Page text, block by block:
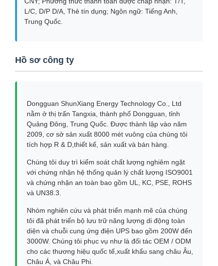
L/C, D/P D/A, Thẻ tín dụng; Ngôn ngữ: Tiếng Anh,
Trung Quốc.
Hồ sơ công ty
Dongguan ShunXiang Energy Technology Co., Ltd
nằm ở thị trấn Tangxia, thành phố Dongguan, tỉnh
Quảng Đông, Trung Quốc. Được thành lập vào năm
2009, cơ sở sản xuất 8000 mét vuông của chúng tôi
tích hợp R & D,thiết kế, sản xuất và bán hàng.
Chúng tôi duy trì kiểm soát chất lượng nghiêm ngặt
với chứng nhận hệ thống quản lý chất lượng ISO9001
và chứng nhận an toàn bao gồm UL, KC, PSE, ROHS
và UN38.3.
Nhóm nghiên cứu và phát triển mạnh mẽ của chúng
tôi đã phát triển bộ lưu trữ năng lượng di động toàn
diện và chuỗi cung ứng điện UPS bao gồm 200W đến
3000W. Chúng tôi phục vụ như là đối tác OEM / ODM
cho các thương hiệu quốc tế,xuất khẩu sang châu Âu,
Châu Á, và Châu Phi.